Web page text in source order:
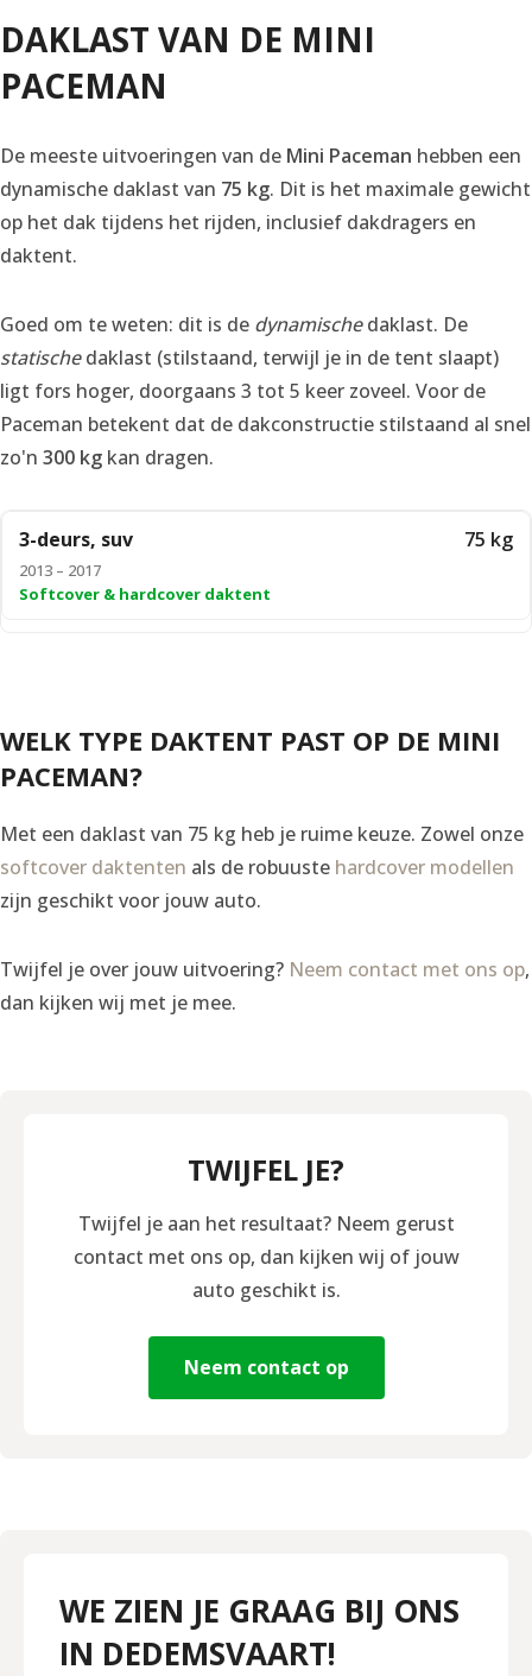
DAKLAST VAN DE MINI
PACEMAN
De meeste uitvoeringen van de Mini Paceman hebben een
dynamische daklast van 75 kg. Dit is het maximale gewicht
op het dak tijdens het rijden, inclusief dakdragers en
daktent.
Goed om te weten: dit is de dynamischedaklast. De
statischedaklast (stilstaand, terwijl je in de tent slaapt)
ligt fors hoger, doorgaans 3 tot 5 keer zoveel. Voor de
Paceman betekent dat de dakconstructie stilstaand al snel
zo'n 300 kg kan dragen.
3-deurs, suv
2013 – 2017
75 kg
Softcover & hardcover daktent
WELK TYPE DAKTENT PAST OP DE MINI
PACEMAN?
Met een daklast van 75 kg heb je ruime keuze. Zowel onze
softcover daktenten als de robuuste hardcover modellen
zijn geschikt voor jouw auto.
Twijfel je over jouw uitvoering? Neem contact met ons op,
dan kijken wij met je mee.
TWIJFEL JE?
Twijfel je aan het resultaat? Neem gerust
contact met ons op, dan kijken wij of jouw
auto geschikt is.
Neem contact op
WE ZIEN JE GRAAG BIJ ONS
IN DEDEMSVAART!